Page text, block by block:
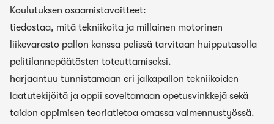
Koulutuksen osaamistavoitteet:
tiedostaa, mitä tekniikoita ja millainen motorinen
liikevarasto pallon kanssa pelissä tarvitaan huipputasolla
pelitilannepäätösten toteuttamiseksi.
harjaantuu tunnistamaan eri jalkapallon tekniikoiden
laatutekijöitä ja oppii soveltamaan opetusvinkkejä sekä
taidon oppimisen teoriatietoa omassa valmennustyössä.